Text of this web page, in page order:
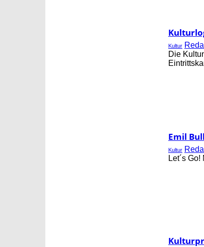
Kultur
Die
Emil
Kultur
Let´s